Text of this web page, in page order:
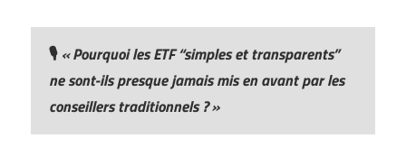
🎙️« Pourquoi les ETF “simples et transparents”
ne sont-ils presque jamais mis en avant par les
conseillers traditionnels ? »